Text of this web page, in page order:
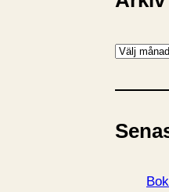
A
k
v